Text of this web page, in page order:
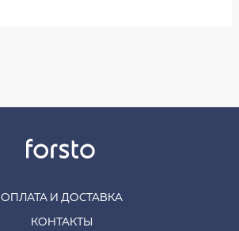
ОПЛАТА И ДОСТАВКА
КОНТАКТЫ